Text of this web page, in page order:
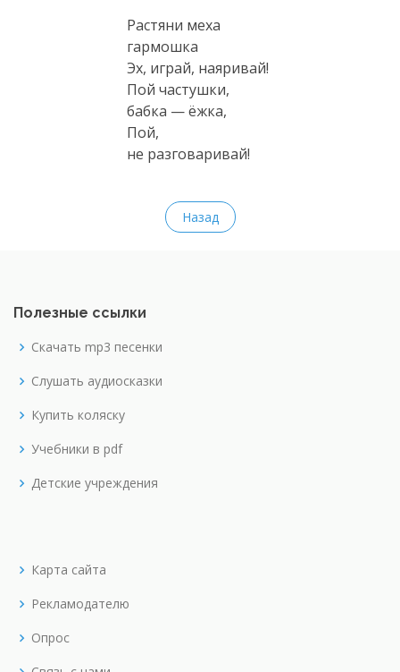
Растяни меха
гармошка
Эх, играй, наяривай!
Пой частушки,
бабка — ёжка,
Пой,
не разговаривай!
Назад
Полезные ссылки
Скачать mp3 песенки
Слушать аудиосказки
Купить коляску
Учебники в pdf
Детские учреждения
Карта сайта
Рекламодателю
Опрос